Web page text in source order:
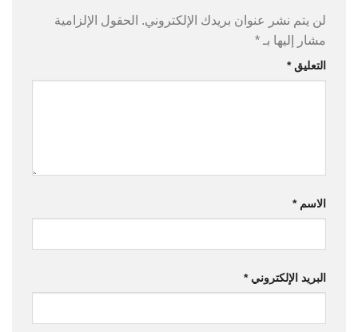
لن يتم نشر عنوان بريدك الإلكتروني. الحقول الإلزامية
مشار إليها بـ *
التعليق*
الاسم*
البريد الإلكتروني*